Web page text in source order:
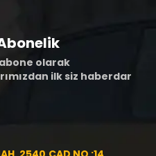
olarak
ilk siz haberdar